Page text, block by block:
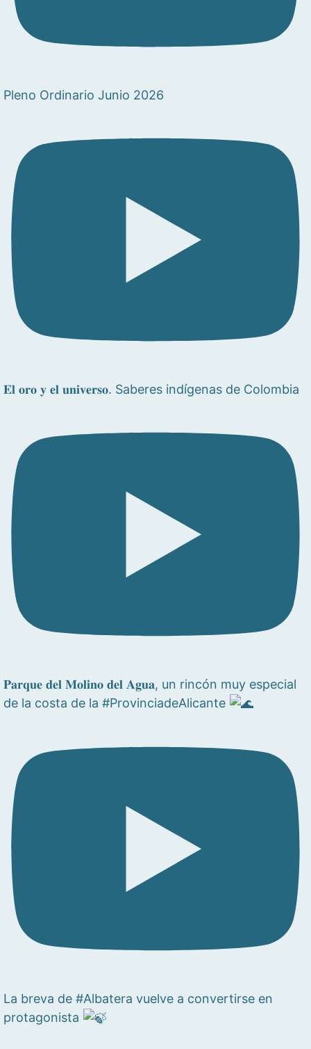
Pleno Ordinario Junio 2026
𝐄𝐥 𝐨𝐫𝐨 𝐲 𝐞𝐥 𝐮𝐧𝐢𝐯𝐞𝐫𝐬𝐨. Saberes indígenas de Colombia
𝐏𝐚𝐫𝐪𝐮𝐞 𝐝𝐞𝐥 𝐌𝐨𝐥𝐢𝐧𝐨 𝐝𝐞𝐥 𝐀𝐠𝐮𝐚, un rincón muy especial
de la costa de la #ProvinciadeAlicante
La breva de #Albatera vuelve a convertirse en
protagonista